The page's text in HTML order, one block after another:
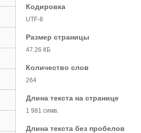
Кодировка
UTF-8
Размер страницы
47.26 КБ
Количество слов
264
Длина текста на странице
1 981 симв.
Длина текста без пробелов